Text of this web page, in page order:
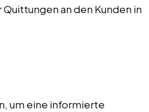
an den Kunden in
um eine informierte